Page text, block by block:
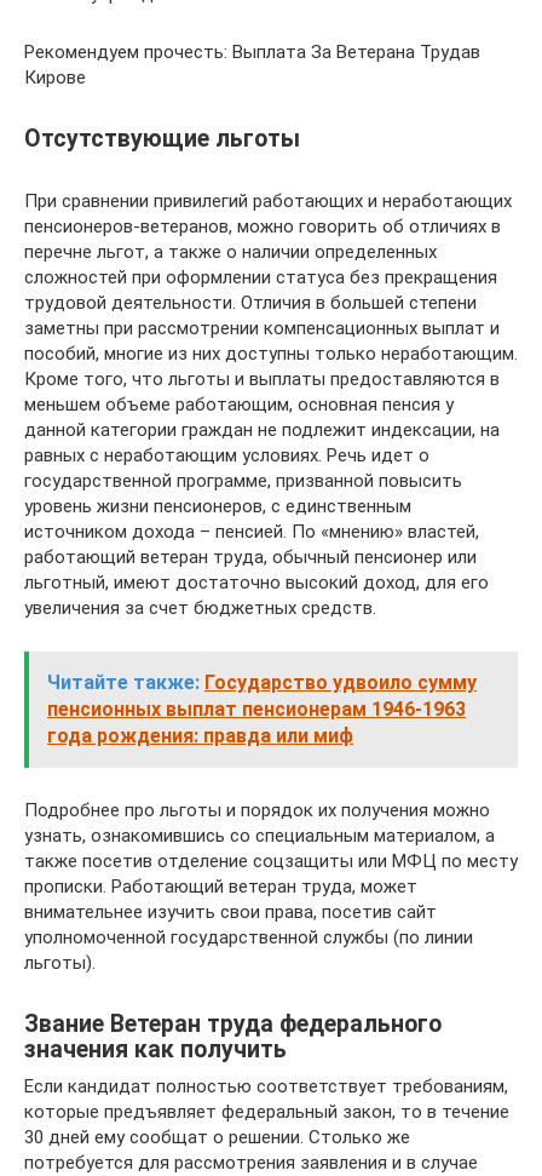
Рекомендуем прочесть: Выплата За Ветерана Трудав
Кирове
Отсутствующие льготы
При сравнении привилегий работающих и неработающих
пенсионеров-ветеранов, можно говорить об отличиях в
перечне льгот, а также о наличии определенных
сложностей при оформлении статуса без прекращения
трудовой деятельности. Отличия в большей степени
заметны при рассмотрении компенсационных выплат и
пособий, многие из них доступны только неработающим.
Кроме того, что льготы и выплаты предоставляются в
меньшем объеме работающим, основная пенсия у
данной категории граждан не подлежит индексации, на
равных с неработающим условиях. Речь идет о
государственной программе, призванной повысить
уровень жизни пенсионеров, с единственным
источником дохода – пенсией. По «мнению» властей,
работающий ветеран труда, обычный пенсионер или
льготный, имеют достаточно высокий доход, для его
увеличения за счет бюджетных средств.
Читайте также: Государство удвоило сумму
пенсионных выплат пенсионерам 1946-1963
года рождения: правда или миф
Подробнее про льготы и порядок их получения можно
узнать, ознакомившись со специальным материалом, а
также посетив отделение соцзащиты или МФЦ по месту
прописки. Работающий ветеран труда, может
внимательнее изучить свои права, посетив сайт
уполномоченной государственной службы (по линии
льготы).
Звание Ветеран труда федерального
значения как получить
Если кандидат полностью соответствует требованиям,
которые предъявляет федеральный закон, то в течение
30 дней ему сообщат о решении. Столько же
потребуется для рассмотрения заявления и в случае